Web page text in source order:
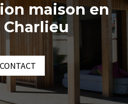
maison en
CONTACT